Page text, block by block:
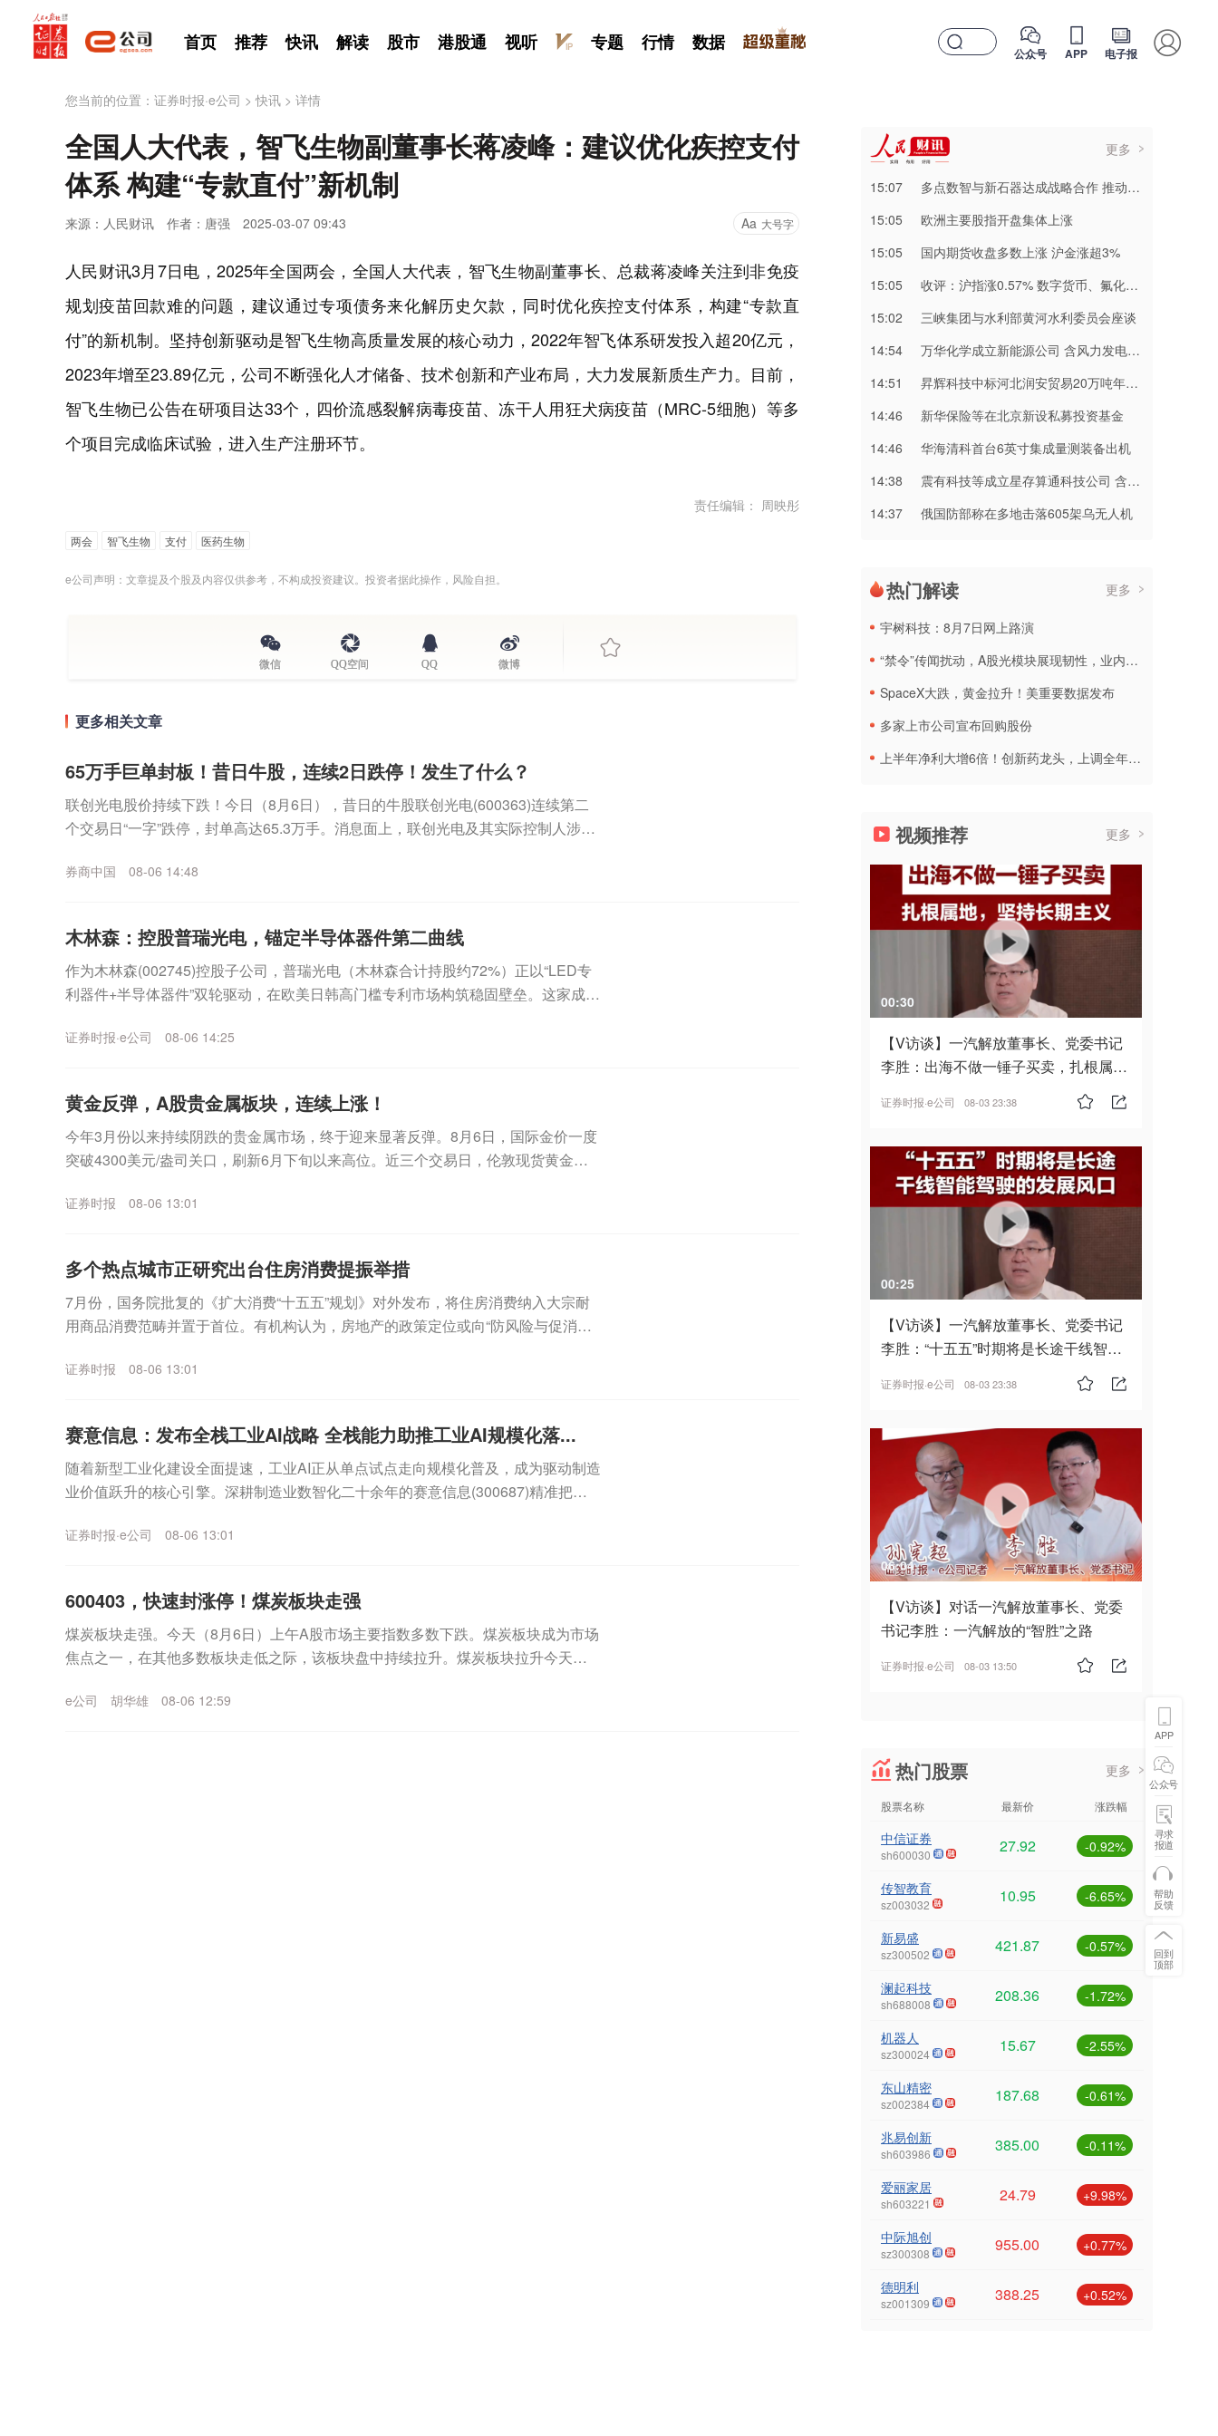
首页 推荐 快讯 解读 股市 港股通 视听 专题 行情 数据 公众号 APP 电子报
您当前的位置： 证券时报·e公司 >快讯 > 详情
全国人大代表，智飞生物副董事长蒋凌峰：建议优化疾控支付
体系 构建“专款直付”新机制
来源：人民财讯 作者：唐强 2025-03-07 09:43 Aa 大号字
人民财讯3月7日电，2025年全国两会，全国人大代表，智飞生物副董事长、总裁蒋凌峰关注到非免疫
规划疫苗回款难的问题，建议通过专项债务来化解历史欠款，同时优化疾控支付体系，构建“专款直
付”的新机制。坚持创新驱动是智飞生物高质量发展的核心动力，2022年智飞体系研发投入超20亿元，
2023年增至23.89亿元，公司不断强化人才储备、技术创新和产业布局，大力发展新质生产力。目前，
智飞生物已公告在研项目达33个，四价流感裂解病毒疫苗、冻干人用狂犬病疫苗（MRC-5细胞）等多
个项目完成临床试验，进入生产注册环节。
责任编辑： 周映彤
两会 智飞生物 支付 医药生物
e公司声明：文章提及个股及内容仅供参考，不构成投资建议。投资者据此操作，风险自担。
微信 QQ空间 QQ 微博
更多相关文章
65万手巨单封板！昔日牛股，连续2日跌停！发生了什么？
联创光电股价持续下跌！今日（8月6日），昔日的牛股联创光电(600363)连续第二
个交易日“一字”跌停，封单高达65.3万手。消息面上，联创光电及其实际控制人涉嫌
券商中国 08-06 14:48
木林森：控股普瑞光电，锚定半导体器件第二曲线
作为木林森(002745)控股子公司，普瑞光电（木林森合计持股约72%）正以“LED专
利器件+半导体器件”双轮驱动，在欧美日韩高门槛专利市场构筑稳固壁垒。这家成立
证券时报·e公司 08-06 14:25
黄金反弹，A股贵金属板块，连续上涨！
今年3月份以来持续阴跌的贵金属市场，终于迎来显著反弹。8月6日，国际金价一度
突破4300美元/盎司关口，刷新6月下旬以来高位。近三个交易日，伦敦现货黄金价
证券时报 08-06 13:01
多个热点城市正研究出台住房消费提振举措
7月份，国务院批复的《扩大消费“十五五”规划》对外发布，将住房消费纳入大宗耐
用商品消费范畴并置于首位。有机构认为，房地产的政策定位或向“防风险与促消费
证券时报 08-06 13:01
赛意信息：发布全栈工业AI战略 全栈能力助推工业AI规模化落...
随着新型工业化建设全面提速，工业AI正从单点试点走向规模化普及，成为驱动制造
业价值跃升的核心引擎。深耕制造业数智化二十余年的赛意信息(300687)精准把握
证券时报·e公司 08-06 13:01
600403，快速封涨停！煤炭板块走强
煤炭板块走强。今天（8月6日）上午A股市场主要指数多数下跌。煤炭板块成为市场
焦点之一，在其他多数板块走低之际，该板块盘中持续拉升。煤炭板块拉升今天上
e公司 胡华雄 08-06 12:59
更多
15:07
多点数智与新石器达成战略合作 推动无人车落地零售场景
15:05
欧洲主要股指开盘集体上涨
15:05
国内期货收盘多数上涨 沪金涨超3%
15:05
收评：沪指涨0.57% 数字货币、氟化工等概念板块走强
15:02
三峡集团与水利部黄河水利委员会座谈
14:54
万华化学成立新能源公司 含风力发电业务
14:51
昇辉科技中标河北润安贸易20万吨年锂电池负极材料一体化项目低压设备
14:46
新华保险等在北京新设私募投资基金
14:46
华海清科首台6英寸集成量测装备出机
14:38
震有科技等成立星存算通科技公司 含AI及卫星相关业务
14:37
俄国防部称在多地击落605架乌无人机
热门解读 更多
宇树科技：8月7日网上路演
“禁令”传闻扰动，A股光模块展现韧性，业内人士：预计落地难度大
SpaceX大跌，黄金拉升！美重要数据发布
多家上市公司宣布回购股份
上半年净利大增6倍！创新药龙头，上调全年营收预测
视频推荐 更多
00:30
【V访谈】一汽解放董事长、党委书记
李胜：出海不做一锤子买卖，扎根属
证券时报·e公司 08-03 23:38
00:25
【V访谈】一汽解放董事长、党委书记
李胜：“十五五”时期将是长途干线智能
证券时报·e公司 08-03 23:38
06:04
【V访谈】对话一汽解放董事长、党委
书记李胜：一汽解放的“智胜”之路
证券时报·e公司 08-03 13:50
热门股票 更多
股票名称 最新价 涨跌幅
中信证券
sh600030 27.92 -0.92%
传智教育
sz003032 10.95 -6.65%
新易盛
sz300502 421.87 -0.57%
澜起科技
sh688008 208.36 -1.72%
机器人
sz300024 15.67 -2.55%
东山精密
sz002384 187.68 -0.61%
兆易创新
sh603986 385.00 -0.11%
爱丽家居
sh603221 24.79 +9.98%
中际旭创
sz300308 955.00 +0.77%
德明利
sz001309 388.25 +0.52%
APP
公众号
寻求
报道
帮助
反馈
回到
顶部